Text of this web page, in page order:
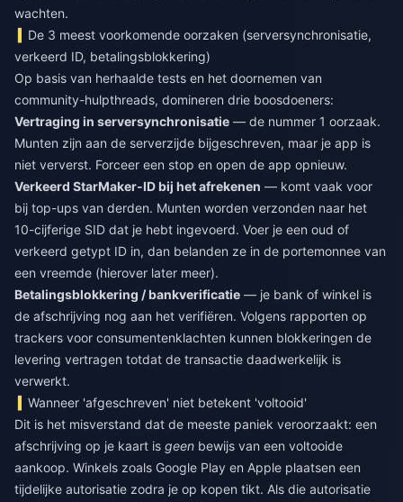
wachten.
De 3 meest voorkomende oorzaken (serversynchronisatie,
verkeerd ID, betalingsblokkering)
Op basis van herhaalde tests en het doornemen van
community-hulpthreads, domineren drie boosdoeners:
Vertraging in serversynchronisatie — de nummer 1 oorzaak.
Munten zijn aan de serverzijde bijgeschreven, maar je app is
niet ververst. Forceer een stop en open de app opnieuw.
Verkeerd StarMaker-ID bij het afrekenen — komt vaak voor
bij top-ups van derden. Munten worden verzonden naar het
10-cijferige SID dat je hebt ingevoerd. Voer je een oud of
verkeerd getypt ID in, dan belanden ze in de portemonnee van
een vreemde (hierover later meer).
Betalingsblokkering / bankverificatie — je bank of winkel is
de afschrijving nog aan het verifiëren. Volgens rapporten op
trackers voor consumentenklachten kunnen blokkeringen de
levering vertragen totdat de transactie daadwerkelijk is
verwerkt.
Wanneer 'afgeschreven' niet betekent 'voltooid'
Dit is het misverstand dat de meeste paniek veroorzaakt: een
afschrijving op je kaart is geen bewijs van een voltooide
aankoop. Winkels zoals Google Play en Apple plaatsen een
tijdelijke autorisatie zodra je op kopen tikt. Als die autorisatie